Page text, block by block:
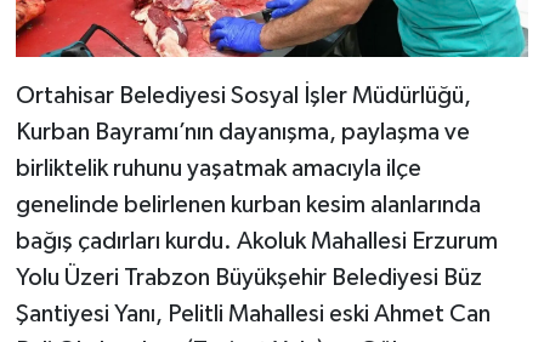
Ortahisar Belediyesi Sosyal İşler Müdürlüğü,
Kurban Bayramı’nın dayanışma, paylaşma ve
birliktelik ruhunu yaşatmak amacıyla ilçe
genelinde belirlenen kurban kesim alanlarında
bağış çadırları kurdu. Akoluk Mahallesi Erzurum
Yolu Üzeri Trabzon Büyükşehir Belediyesi Büz
Şantiyesi Yanı, Pelitli Mahallesi eski Ahmet Can